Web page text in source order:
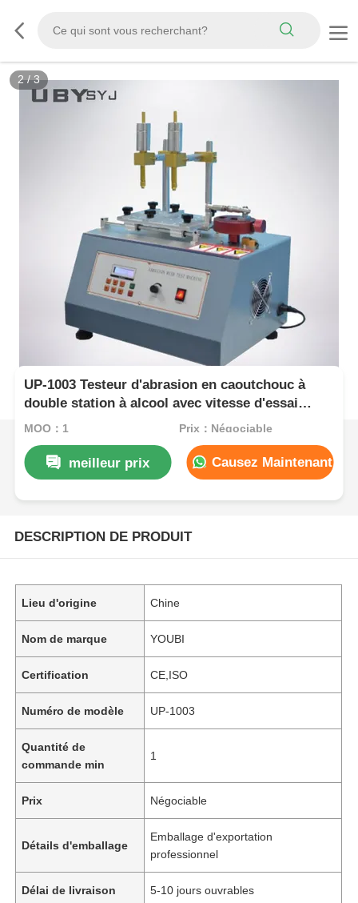
3/3
UP-1003 Testeur d'abrasion en caoutchouc à
double station à alcool avec vitesse d'essai
réglable et fonction de mémoire d'arrêt pour les
MOQ：1 Prix：Négociable
meilleur prix Causez Maintenant
DESCRIPTION DE PRODUIT
Lieu d'origine Chine
Nom de marque YOUBI
Certification CE,ISO
Numéro de modèle UP-1003
Quantité de
commande min
1
Prix Négociable
Détails d'emballage
Emballage d'exportation
professionnel
Délai de livraison 5-10 jours ouvrables